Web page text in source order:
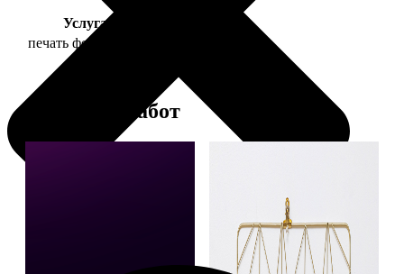
Услуга
печать фото 30х40
Примеры работ